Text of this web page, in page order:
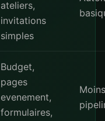
ateliers,
invitations
simples
Budget,
pages
evenement,
formulaires,
Moins